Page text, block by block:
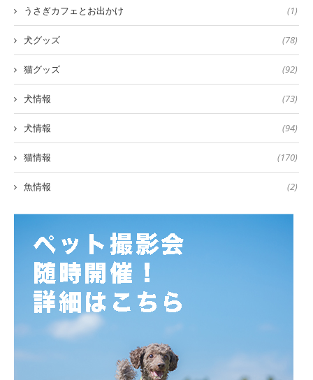
うさぎカフェとお出かけ (1)
犬グッズ (78)
猫グッズ (92)
犬情報 (73)
犬情報 (94)
猫情報 (170)
魚情報 (2)